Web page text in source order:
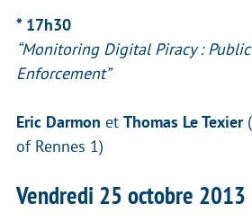
* 17h30
“Monitoring Digital Piracy :
Enforcement”
Eric Darmon et Thomas Le Texier
of Rennes 1)
Vendredi 25 octobre 2013